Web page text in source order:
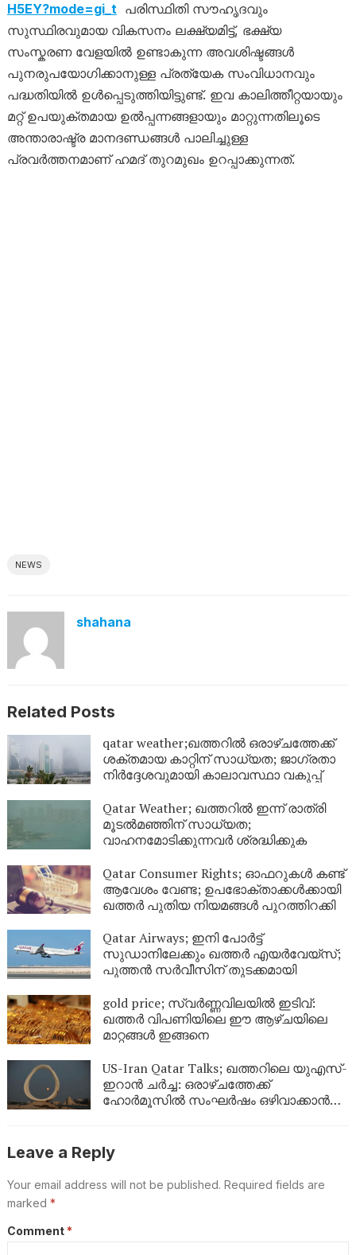
H5EY?mode=gi_tപരിസ്ഥിതി സൗഹൃദവും
സുസ്ഥിരവുമായ വികസനം ലക്ഷ്യമിട്ട്, ഭക്ഷ്യ
സംസ്കരണ വേളയിൽ ഉണ്ടാകുന്ന അവശിഷ്ടങ്ങൾ
പുനരുപയോഗിക്കാനുള്ള പ്രത്യേക സംവിധാനവും
പദ്ധതിയിൽ ഉൾപ്പെടുത്തിയിട്ടുണ്ട്. ഇവ കാലിത്തീറ്റയായും
മറ്റ് ഉപയുക്തമായ ഉൽപ്പന്നങ്ങളായും മാറ്റുന്നതിലൂടെ
അന്താരാഷ്ട്ര മാനദണ്ഡങ്ങൾ പാലിച്ചുള്ള
പ്രവർത്തനമാണ് ഹമദ് തുറമുഖം ഉറപ്പാക്കുന്നത്.
NEWS
shahana
Related Posts
qatar weather;ഖത്തറിൽ ഒരാഴ്ചത്തേക്ക്
ശക്തമായ കാറ്റിന് സാധ്യത; ജാഗ്രതാ
നിർദ്ദേശവുമായി കാലാവസ്ഥാ വകുപ്പ്
Qatar Weather; ഖത്തറിൽ ഇന്ന് രാത്രി
മൂടൽമഞ്ഞിന് സാധ്യത;
വാഹനമോടിക്കുന്നവർ ശ്രദ്ധിക്കുക
Qatar Consumer Rights; ഓഫറുകൾ കണ്ട്
ആവേശം വേണ്ട; ഉപഭോക്താക്കൾക്കായി
ഖത്തർ പുതിയ നിയമങ്ങൾ പുറത്തിറക്കി
Qatar Airways; ഇനി പോർട്ട്
സുഡാനിലേക്കും ഖത്തർ എയർവേയ്‌സ്;
പുത്തൻ സർവീസിന് തുടക്കമായി
gold price; സ്വർണ്ണവിലയിൽ ഇടിവ്:
ഖത്തർ വിപണിയിലെ ഈ ആഴ്ചയിലെ
മാറ്റങ്ങൾ ഇങ്ങനെ
US-Iran Qatar Talks; ഖത്തറിലെ യുഎസ്-
ഇറാൻ ചർച്ച: ഒരാഴ്ചത്തേക്ക്
ഹോർമൂസിൽ സംഘർഷം ഒഴിവാക്കാൻ
Leave a Reply
Your email address will not be published. Required fields are
marked *
Comment *